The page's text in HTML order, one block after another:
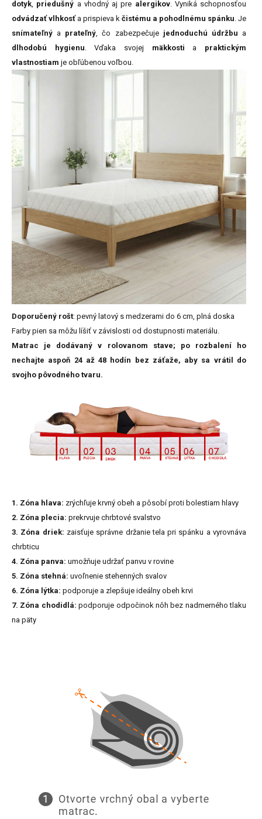
dotyk, priedušný a vhodný aj pre alergikov. Vyniká schopnosťou
odvádzať vlhkosťa prispieva k čistému a pohodlnému spánku. Je
snímateľný a prateľný, čo zabezpečuje jednoduchú údržbu a
dlhodobú hygienu. Vďaka svojej mäkkosti a praktickým
vlastnostiam je obľúbenou voľbou.
Doporučený rošt: pevný latový s medzerami do 6 cm, plná doska
Farby pien sa môžu líšiť v závislosti od dostupnosti materiálu.
Matrac je dodávaný v rolovanom stave; po rozbalení ho
nechajte aspoň 24 až 48 hodín bez záťaže, aby sa vrátil do
svojho pôvodného tvaru.
1. Zóna hlava: zrýchľuje krvný obeh a pôsobí proti bolestiam hlavy
2. Zóna plecia: prekrvuje chrbtové svalstvo
3. Zóna driek: zaisťuje správne držanie tela pri spánku a vyrovnáva
chrbticu
4. Zóna panva: umožňuje udržať panvu v rovine
5. Zóna stehná: uvoľnenie stehenných svalov
6. Zóna lýtka: podporuje a zlepšuje ideálny obeh krvi
7. Zóna chodidlá: podporuje odpočinok nôh bez nadmerného tlaku
na päty